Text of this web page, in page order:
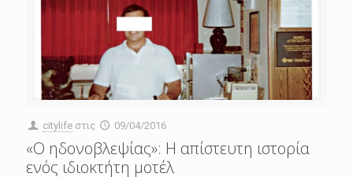
citylife στις 09/04/2016
«Ο ηδονοβλεψίας»: Η απίστευτη ιστορία
ενός ιδιοκτήτη μοτέλ